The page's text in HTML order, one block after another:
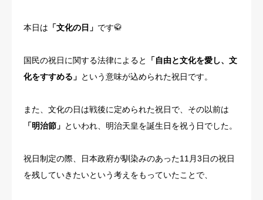
本日は 「文化の日」 です🥋
国民の祝日に関する法律によると
「自由と文化を愛し、文
化をすすめる」 という意味が込められた祝日です。
また、文化の日は戦後に定められた祝日で、その以前は
「明治節」 といわれ、明治天皇を誕生日を祝う日でした。
祝日制定の際、日本政府が馴染みのあった11月3日の祝日
を残していきたいという考えをもっていたことで、